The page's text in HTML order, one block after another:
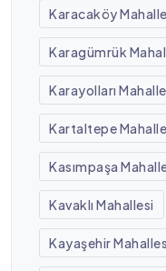
Karacaköy
Karagümrük
Karayolları
Kartaltepe
Kasımpaşa
Kavaklı Mahallesi
Kayaşehir